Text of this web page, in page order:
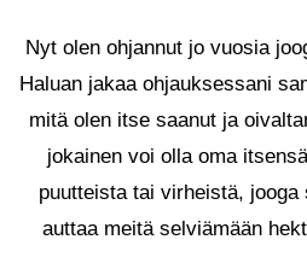
Nyt olen ohjannut jo vuosia
Haluan jakaa ohjauksessani
mitä olen itse saanut ja
jokainen voi olla oma
puutteista tai virheistä,
auttaa meitä selviämään